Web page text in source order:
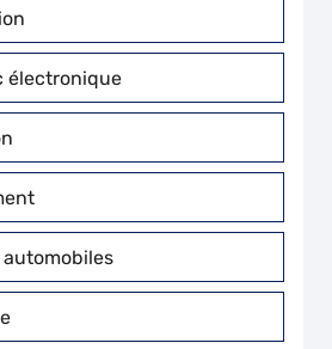
électronique